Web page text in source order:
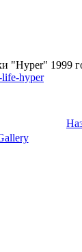
"Hyper" 1999
life-hyper